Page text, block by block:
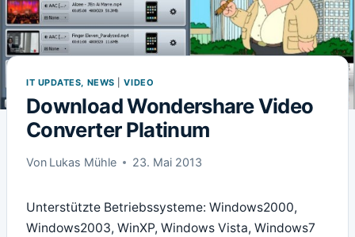
IT UPDATES, NEWS |VIDEO
Download Wondershare Video
Converter Platinum
Von Lukas Mühle 23. Mai 2013
Unterstützte Betriebssysteme: Windows2000,
Windows2003, WinXP, Windows Vista, Windows7